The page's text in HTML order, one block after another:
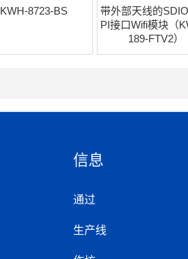
KWH-8723-BS
带外部天线的
PI接口Wifi模块（
189-FTV2）
信息
通过
生产线